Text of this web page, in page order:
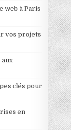
web à Paris
vos projets
aux
clés pour
en